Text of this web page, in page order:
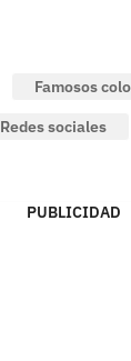
Famosos
Redes sociales
PUBLICIDAD